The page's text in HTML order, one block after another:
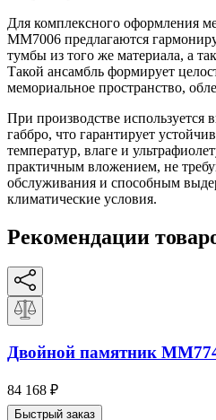
Для комплексного оформления
ММ7006 предлагаются
тумбы из того же материала, а
Такой ансамбль формирует
мемориальное пространство,
При производстве используется
габбро, что гарантирует
температур, влаге и
практичным вложением, не
обслуживания и способным
климатические условия.
Рекомендации
Двойной памятник
84 168 ₽
Быстрый заказ